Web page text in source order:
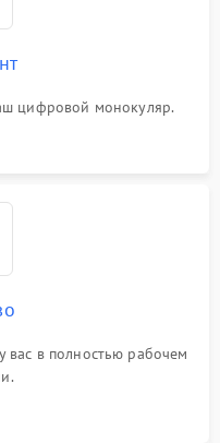
цифровой монокуляр.
в полностью рабочем